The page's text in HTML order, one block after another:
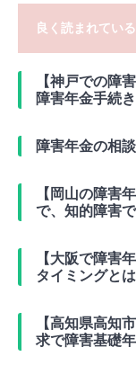
良く読まれてい
【神戸での障
障害年金手続き
障害年金の相
【岡山の障害
で、知的障害
【大阪で障害
タイミングと
【高知県高知
求で障害基礎